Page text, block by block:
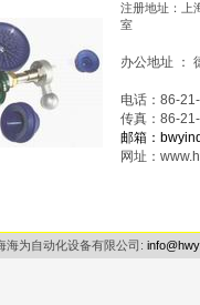
注册地址：上
室
办公地址 ：
电话：86-
传真：86-
邮箱：
网址：
海为自动化设备有限公司: